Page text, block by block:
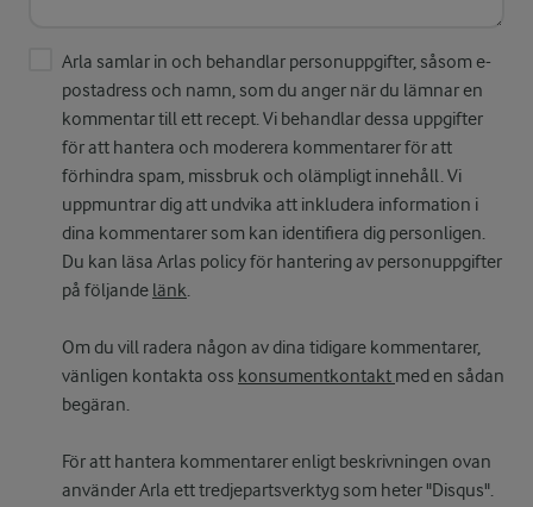
Arla samlar in och behandlar personuppgifter, såsom e-
postadress och namn, som du anger när du lämnar en
kommentar till ett recept. Vi behandlar dessa uppgifter
för att hantera och moderera kommentarer för att
förhindra spam, missbruk och olämpligt innehåll. Vi
uppmuntrar dig att undvika att inkludera information i
dina kommentarer som kan identifiera dig personligen.
Du kan läsa Arlas policy för hantering av personuppgifter
på följande länk.
Om du vill radera någon av dina tidigare kommentarer,
vänligen kontakta oss konsumentkontakt med en sådan
begäran.
För att hantera kommentarer enligt beskrivningen ovan
använder Arla ett tredjepartsverktyg som heter "Disqus".